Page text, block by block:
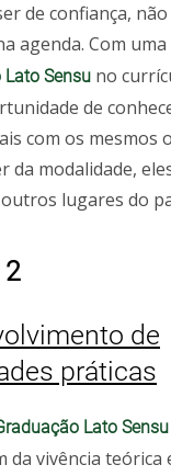
de confiança,
agenda. Com uma
Lato Sensu no
de
com os mesmos
da modalidade,
lugares do
2
de
práticas
Lato Sensu
da vivência teórica